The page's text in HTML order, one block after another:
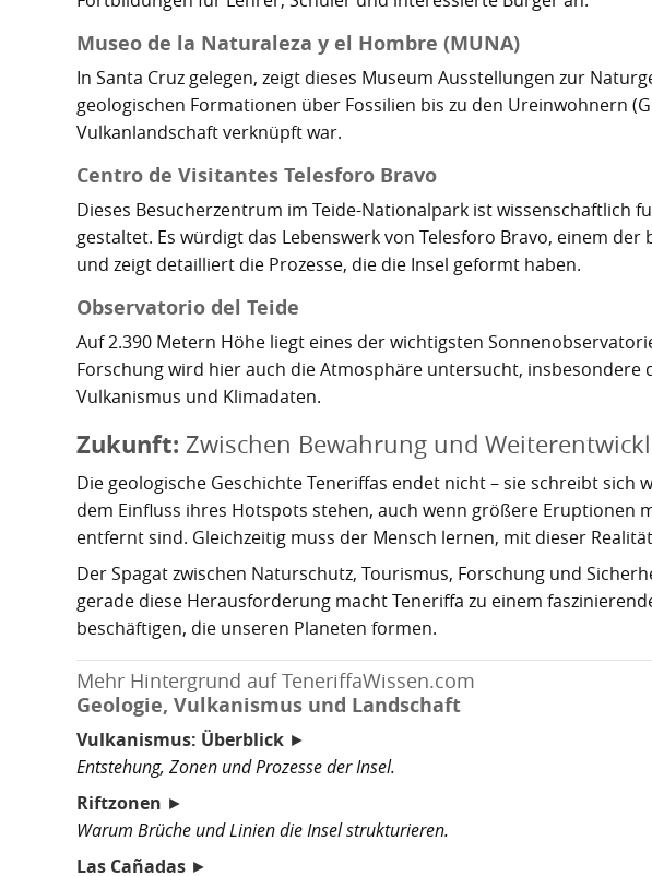
Museo de la Naturaleza y el Hombre (MUNA)
In Santa Cruz gelegen, zeigt dieses Museum Ausstellungen zur
geologischen Formationen über Fossilien bis zu den Ureinwohnern
Vulkanlandschaft verknüpft war.
Centro de Visitantes Telesforo Bravo
Dieses Besucherzentrum im Teide-Nationalpark ist wissenschaftlich
gestaltet. Es würdigt das Lebenswerk von Telesforo Bravo, einem
und zeigt detailliert die Prozesse, die die Insel geformt haben.
Observatorio del Teide
Auf 2.390 Metern Höhe liegt eines der wichtigsten
Forschung wird hier auch die Atmosphäre untersucht, insbesondere
Vulkanismus und Klimadaten.
Zukunft: Zwischen Bewahrung und
Die geologische Geschichte Teneriffas endet nicht – sie schreibt sich
dem Einfluss ihres Hotspots stehen, auch wenn größere Eruptionen
entfernt sind. Gleichzeitig muss der Mensch lernen, mit dieser
Der Spagat zwischen Naturschutz, Tourismus, Forschung und
gerade diese Herausforderung macht Teneriffa zu einem
beschäftigen, die unseren Planeten formen.
Mehr Hintergrund auf TeneriffaWissen.com
Geologie, Vulkanismus und Landschaft
Vulkanismus: Überblick ►
Entstehung, Zonen und Prozesse der Insel.
Riftzonen ►
Warum Brüche und Linien die Insel strukturieren.
Las Cañadas ►